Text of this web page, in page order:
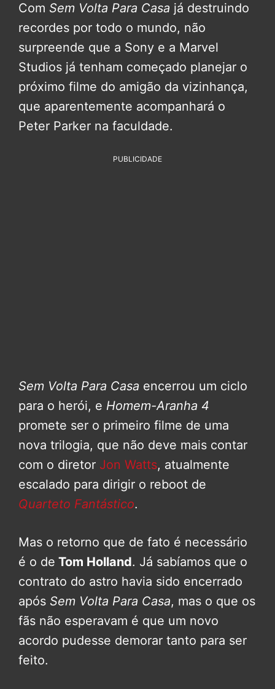
Com Sem Volta Para Casa já destruindo
recordes por todo o mundo, não
surpreende que a Sony e a Marvel
Studios já tenham começado planejar o
próximo filme do amigão da vizinhança,
que aparentemente acompanhará o
Peter Parker na faculdade.
PUBLICIDADE
Sem Volta Para Casa encerrou um ciclo
para o herói, e Homem-Aranha 4
promete ser o primeiro filme de uma
nova trilogia, que não deve mais contar
com o diretor Jon Watts, atualmente
escalado para dirigir o reboot de
Quarteto Fantástico.
Mas o retorno que de fato é necessário
é o de Tom Holland. Já sabíamos que o
contrato do astro havia sido encerrado
após Sem Volta Para Casa, mas o que os
fãs não esperavam é que um novo
acordo pudesse demorar tanto para ser
feito.